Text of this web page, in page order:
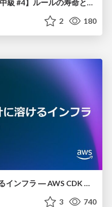
2 180
ソフトウェア設計に溶けるインフラ ― AWS CDK のインフラ認識論
3 740